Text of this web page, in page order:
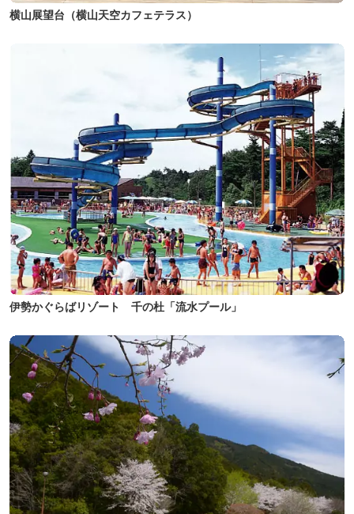
横山展望台（横山天空カフェテラス）
伊勢かぐらばリゾート 千の杜「流水プール」